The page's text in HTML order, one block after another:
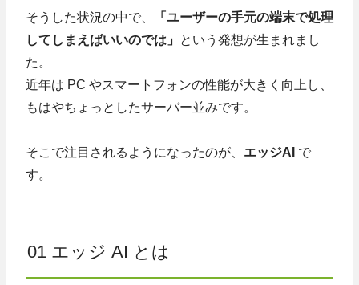
そうした状況の中で、
「ユーザーの手元の端末で処理
してしまえばいいのでは」 という発想が生まれまし
た。
近年は PC やスマートフォンの性能が大きく向上し、
もはやちょっとしたサーバー並みです。
そこで注目されるようになったのが、 エッジAI で
す。
01 エッジ AI とは